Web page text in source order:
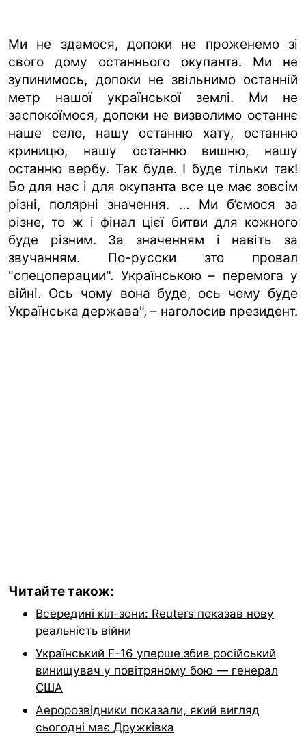
Ми не здамося, допоки не проженемо зі
свого дому останнього окупанта. Ми не
зупинимось, допоки не звільнимо останній
метр нашої української землі. Ми не
заспокоїмося, допоки не визволимо останнє
наше село, нашу останню хату, останню
криницю, нашу останню вишню, нашу
останню вербу. Так буде. І буде тільки так!
Бо для нас і для окупанта все це має зовсім
різні, полярні значення. … Ми б’ємося за
різне, то ж і фінал цієї битви для кожного
буде різним. За значенням і навіть за
звучанням. По-русски это провал
"спецоперации". Українською – перемога у
війні. Ось чому вона буде, ось чому буде
Українська держава", – наголосив президент.
Читайте також:
Всередині кіл-зони: Reuters показав нову
реальність війни
Український F-16 уперше збив російський
винищувач у повітряному бою — генерал
США
Аеророзвідники показали, який вигляд
сьогодні має Дружківка